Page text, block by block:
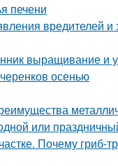
печени
вредителей и
выращивание и
осенью
или
Почему гриб-